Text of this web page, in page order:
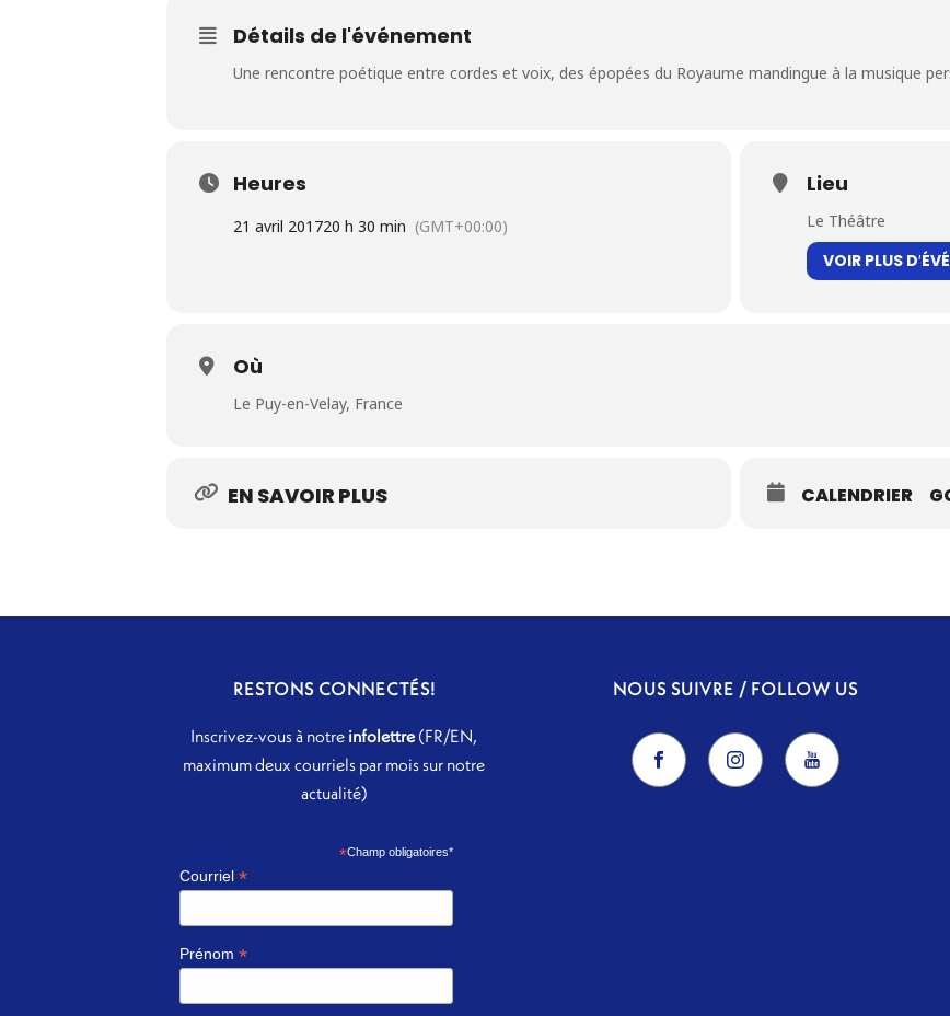
Détails de l'événement
Une rencontre poétique entre cordes et voix, des épopées du Royaume mandingue à la musique
Heures
21 avril 201720 h 30 min (GMT+00:00)
Lieu
Le Théâtre
VOIR PLUS
Où
Le Puy-en-Velay, France
EN SAVOIR PLUS CALENDRIER
RESTONS CONNECTÉS!
Inscrivez-vous à notre infolettre(FR/EN,
maximum deux courriels par mois sur notre
actualité)
*Champ obligatoires*
Courriel *
Prénom *
NOUS SUIVRE / FOLLOW US